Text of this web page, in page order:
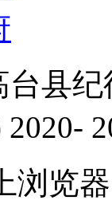
县
浏览